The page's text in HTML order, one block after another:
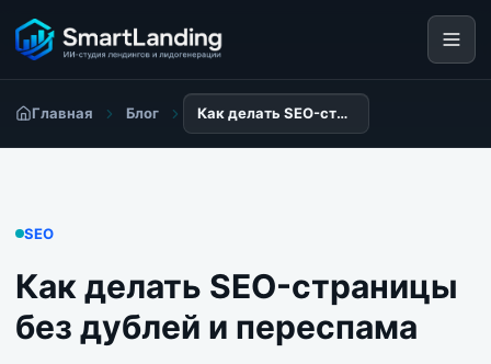
Главная Блог Как делать SEO-страницы без дублей и переспама
SEO
Как делать SEO-страницы
без дублей и переспама